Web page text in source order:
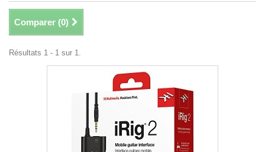
Comparer (0)
Résultats 1 - 1 sur 1.